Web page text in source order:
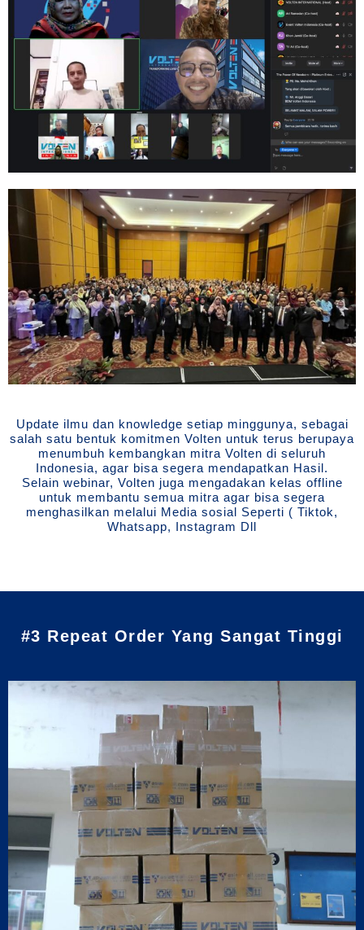
Update ilmu dan knowledge setiap minggunya, sebagai
salah satu bentuk komitmen Volten untuk terus berupaya
menumbuh kembangkan mitra Volten di seluruh
Indonesia, agar bisa segera mendapatkan Hasil.
Selain webinar, Volten juga mengadakan kelas offline
untuk membantu semua mitra agar bisa segera
menghasilkan melalui Media sosial Seperti ( Tiktok,
Whatsapp, Instagram Dll
#3 Repeat Order Yang Sangat Tinggi